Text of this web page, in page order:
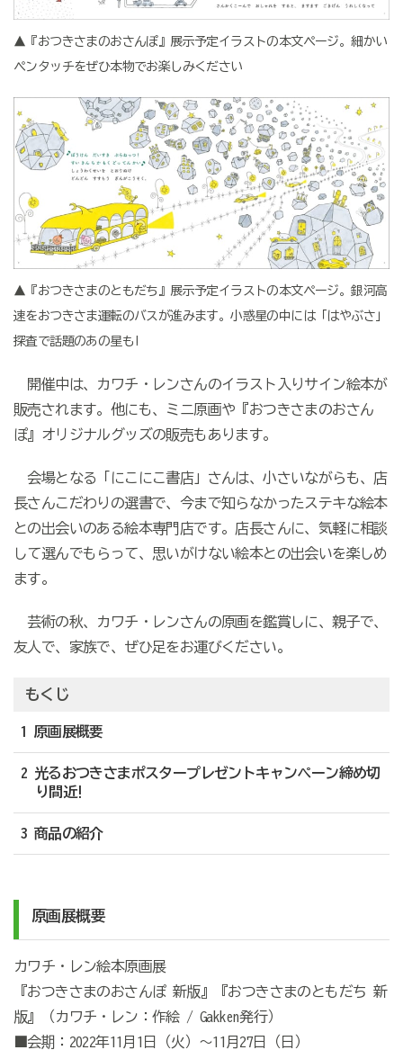
▲『おつきさまのおさんぽ』展示予定イラストの本文ページ。細かい
ペンタッチをぜひ本物でお楽しみください
▲『おつきさまのともだち』展示予定イラストの本文ページ。銀河高
速をおつきさま運転のバスが進みます。小惑星の中には「はやぶさ」
探査で話題のあの星も!
開催中は、カワチ・レンさんのイラスト入りサイン絵本が
販売されます。他にも、ミニ原画や『おつきさまのおさん
ぽ』オリジナルグッズの販売もあります。
会場となる「にこにこ書店」さんは、小さいながらも、店
長さんこだわりの選書で、今まで知らなかったステキな絵本
との出会いのある絵本専門店です。店長さんに、気軽に相談
して選んでもらって、思いがけない絵本との出会いを楽しめ
ます。
芸術の秋、カワチ・レンさんの原画を鑑賞しに、親子で、
友人で、家族で、ぜひ足をお運びください。
もくじ
1 原画展概要
2 光るおつきさまポスタープレゼントキャンペーン締め切
り間近!
3 商品の紹介
原画展概要
カワチ・レン絵本原画展
『おつきさまのおさんぽ 新版』『おつきさまのともだち 新
版』（カワチ・レン：作絵 / Gakken発行）
■会期：2022年11月1日（火）～11月27日（日）